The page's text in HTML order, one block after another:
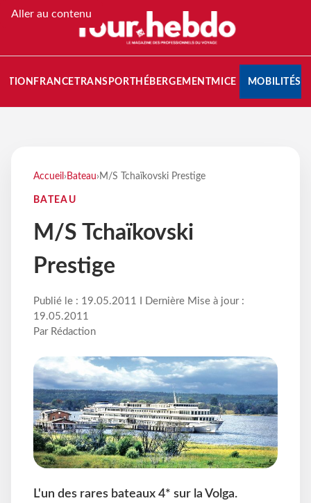
Aller au contenu
FRANCETRANSPORT HÉBERGEMENTMICE MOBILITÉS
Accueil › Bateau› M/S Tchaïkovski Prestige
BATEAU
M/S Tchaïkovski
Prestige
Publié le : 19.05.2011 I Dernière Mise à jour :
19.05.2011
Par Rédaction
L'un des rares bateaux 4* sur la Volga.